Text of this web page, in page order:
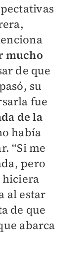
mucho
de que
su
fue
de la
había
“Si me
pero
hiciera
al estar
de que
abarca